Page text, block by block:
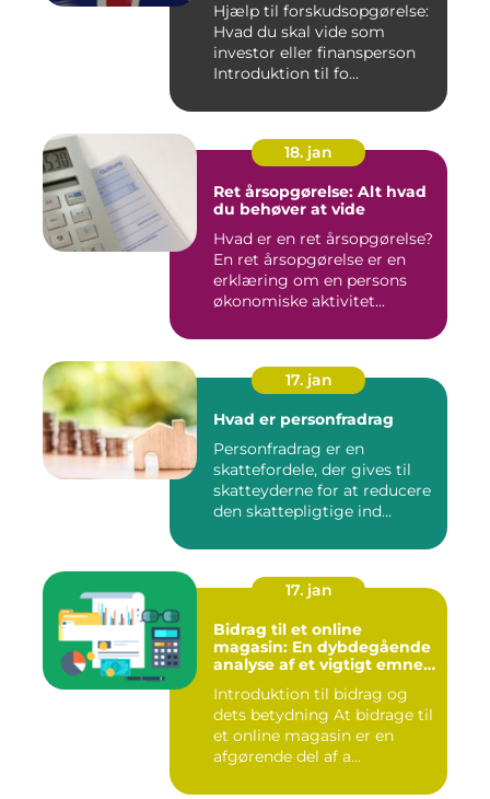
Hjælp til forskudsopgørelse:
Hvad du skal vide som
investor eller finansperson
Introduktion til fo...
18. jan
Ret årsopgørelse: Alt hvad
du behøver at vide
Hvad er en ret årsopgørelse?
En ret årsopgørelse er en
erklæring om en persons
økonomiske aktivitet...
17. jan
Hvad er personfradrag
Personfradrag er en
skattefordele, der gives til
skatteyderne for at reducere
den skattepligtige ind...
17. jan
Bidrag til et online
magasin: En dybdegående
analyse af et vigtigt emne
Introduktion til bidrag og
dets betydning At bidrage til
et online magasin er en
afgørende del af a...